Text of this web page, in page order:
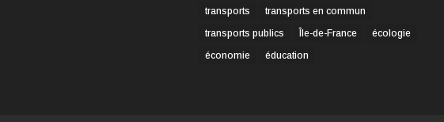
transports
transports en commun
transports publics
Île-de-France
écologie
économie
éducation